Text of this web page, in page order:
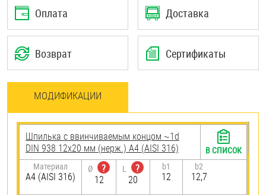
Оплата Доставка
Возврат Сертификаты
МОДИФИКАЦИИ
Шпилька c ввинчиваемым концом ~1d
DIN 938 12х20 мм (нерж.) A4 (AISI 316)
Материал
A4 (AISI 316)
Ø
?
12
L
?
20
b1
12
b2
12,7
В СПИСОК